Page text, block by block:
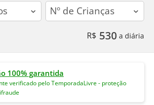
children
R$ 530 a diária
100% garantida
verificado pelo TemporadaLivre - proteção